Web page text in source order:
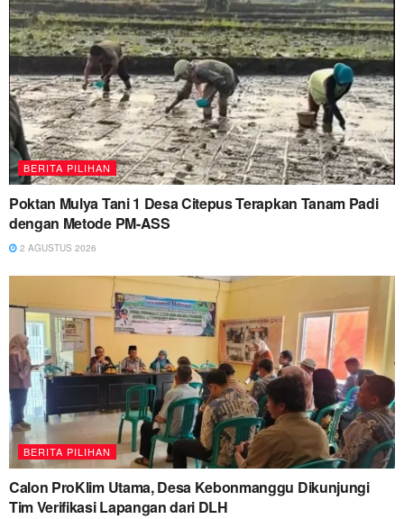
BERITA PILIHAN
Poktan Mulya Tani 1 Desa Citepus Terapkan Tanam Padi
dengan Metode PM-ASS
2 AGUSTUS 2026
BERITA PILIHAN
Calon ProKlim Utama, Desa Kebonmanggu Dikunjungi
Tim Verifikasi Lapangan dari DLH